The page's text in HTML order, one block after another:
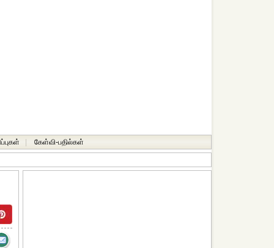
கேள்வி-பதில்கள்